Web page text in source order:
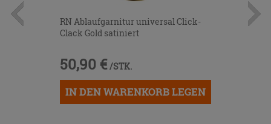
RN Ablaufgarnitur universal Click-
Clack Gold satiniert
50,90 € /STK.
IN DEN WARENKORB LEGEN